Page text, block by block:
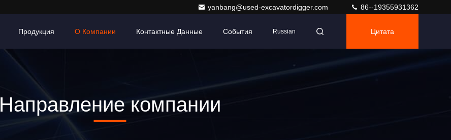
yanbang@used-excavatordigger.com 86--19355931362
Продукция О Компании Контактные Данные События Russian Цитата
Направление компании